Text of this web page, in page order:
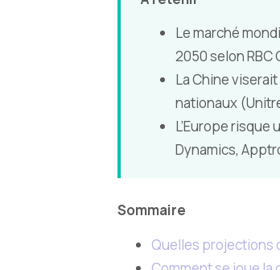
Le marché
2050 selon RBC
La Chine
nationaux
L’Europe
Dynamics,
Sommaire
Quelles projections